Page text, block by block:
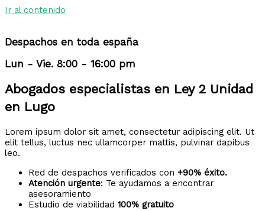
Ir al contenido
Despachos en toda españa
Lun - Vie. 8:00 - 16:00 pm
Abogados especialistas en Ley 2 Unidad
en Lugo
Lorem ipsum dolor sit amet, consectetur adipiscing elit. Ut
elit tellus, luctus nec ullamcorper mattis, pulvinar dapibus
leo.
Red de despachos verificados con +90% éxito.
Atención urgente: Te ayudamos a encontrar
asesoramiento
Estudio de viabilidad 100% gratuito